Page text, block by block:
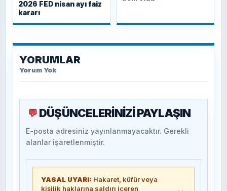
2026 FED nisan ayı faiz
kararı
YORUMLAR
Yorum Yok
💬 DÜŞÜNCELERİNİZİ PAYLAŞIN
E-posta adresiniz yayınlanmayacaktır. Gerekli
alanlar işaretlenmiştir.
YASAL UYARI: Hakaret, küfür veya
kişilik haklarına saldırı içeren